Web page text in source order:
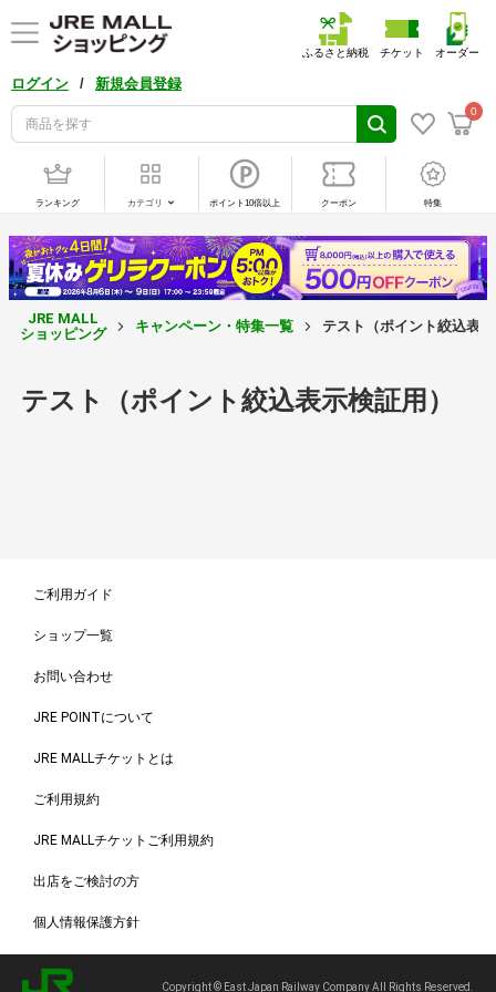
ログイン / 新規会員登録
0
ふるさと納税 チケット オーダー
ランキング カテゴリ ポイント10倍以上 クーポン 特集
JRE MALL
ショッピング
キャンペーン・特集一覧 テスト（ポイント絞込表
テスト（ポイント絞込表示検証用）
ご利用ガイド
ショップ一覧
お問い合わせ
JRE POINTについて
JRE MALLチケットとは
ご利用規約
JRE MALLチケットご利用規約
出店をご検討の方
個人情報保護方針
Copyright © East Japan Railway Company All Rights Reserved.